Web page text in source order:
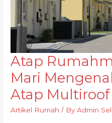
Atap
Mari
Atap Multiroof
Artikel Rumah / ByAdmin
Atap
Rumahmu
Multiroof?
Mari
Mengenal